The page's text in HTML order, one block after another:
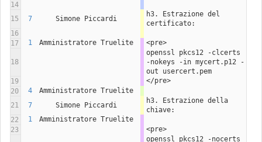
14
15
7 Simone Piccardi
h3. Estrazione del
certificato:
16
17
1 Amministratore Truelite <pre>
18
openssl pkcs12 -clcerts
-nokeys -in mycert.p12 -
out usercert.pem
19
</pre>
20
4
Amministratore Truelite
21
7 Simone Piccardi
h3. Estrazione della
chiave:
22
1
Amministratore Truelite
23
<pre>
openssl pkcs12 -nocerts